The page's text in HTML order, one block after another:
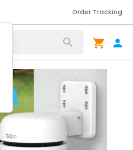
Order Tracking